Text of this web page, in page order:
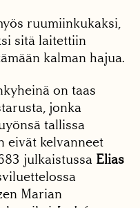
ruumiinkukaksi,
sitä laitettiin
kalman hajua.
on taas
jonka
tallissa
eivät kelvanneet
julkaistussa Elias
Marian